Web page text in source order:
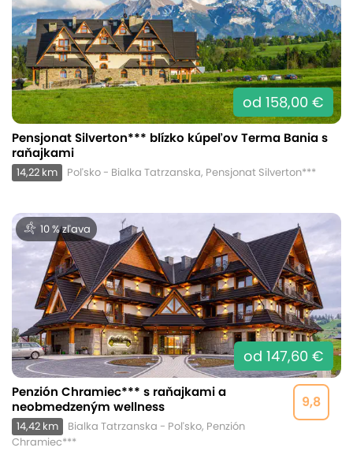
od 158,00 €
Pensjonat Silverton*** blízko kúpeľov Terma Bania s
raňajkami
14,22 km Poľsko - Bialka Tatrzanska, Pensjonat Silverton***
10 % zľava
od 147,60 €
9,8
Penzión Chramiec*** s raňajkami a
neobmedzeným wellness
14,42 km
Bialka Tatrzanska - Poľsko, Penzión
Chramiec***